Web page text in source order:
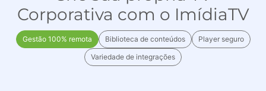
Corporativa com o ImídiaTV
Gestão 100% remota Biblioteca de conteúdos
ㅤPlayer seguroㅤ
Variedade de integrações